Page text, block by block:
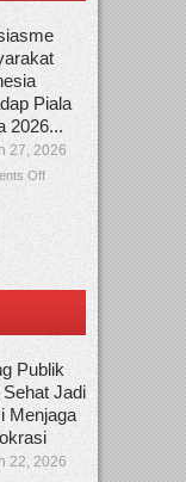
Piala
2026...
27, 2026
Off
Publik
Jadi
Menjaga
22, 2026